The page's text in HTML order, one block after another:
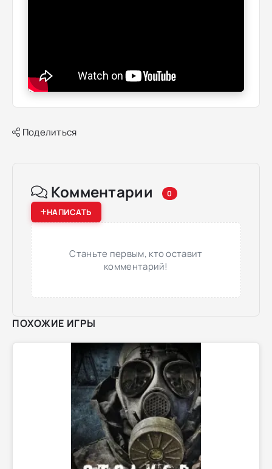
Поделиться
Комментарии 0
НАПИСАТЬ
Станьте первым, кто оставит
комментарий!
ПОХОЖИЕ ИГРЫ